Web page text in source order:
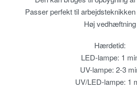
Passer perfekt til
Høj vedhæftning
Hærdetid:
LED-lampe: 1
UV-lampe: 2-3
UV/LED-lampe: 1